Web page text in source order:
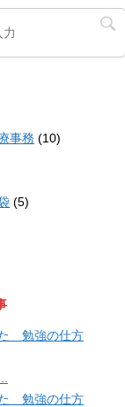
事務 (10)
(5)
勉強の仕方
勉強の仕方